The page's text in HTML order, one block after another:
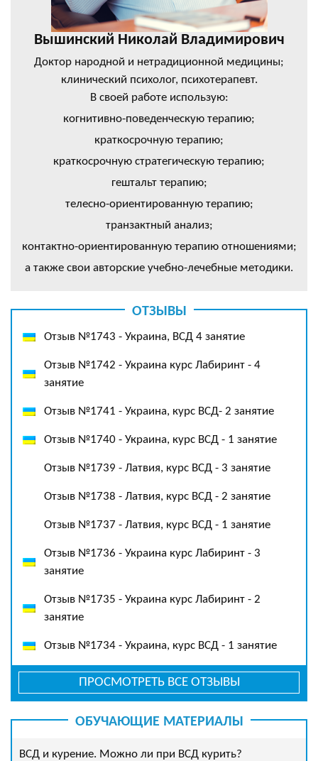
Вышинский Николай Владимирович
Доктор народной и нетрадиционной медицины;
клинический психолог, психотерапевт.
В своей работе использую:
когнитивно-поведенческую терапию;
краткосрочную терапию;
краткосрочную стратегическую терапию;
гештальт терапию;
телесно-ориентированную терапию;
транзактный анализ;
контактно-ориентированную терапию отношениями;
а также свои авторские учебно-лечебные методики.
ОТЗЫВЫ
Отзыв №1743 - Украина, ВСД 4 занятие
Отзыв №1742 - Украина курс Лабиринт - 4
занятие
Отзыв №1741 - Украина, курс ВСД- 2 занятие
Отзыв №1740 - Украина, курс ВСД - 1 занятие
Отзыв №1739 - Латвия, курс ВСД - 3 занятие
Отзыв №1738 - Латвия, курс ВСД - 2 занятие
Отзыв №1737 - Латвия, курс ВСД - 1 занятие
Отзыв №1736 - Украина курс Лабиринт - 3
занятие
Отзыв №1735 - Украина курс Лабиринт - 2
занятие
Отзыв №1734 - Украина, курс ВСД - 1 занятие
ПРОСМОТРЕТЬ ВСЕ ОТЗЫВЫ
ОБУЧАЮЩИЕ МАТЕРИАЛЫ
ВСД и курение. Можно ли при ВСД курить?